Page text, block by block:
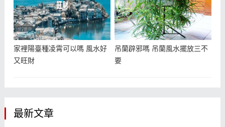
家裡陽臺種凌霄可以嗎 風水好
又旺財
吊蘭辟邪嗎 吊蘭風水擺放三不
要
最新文章